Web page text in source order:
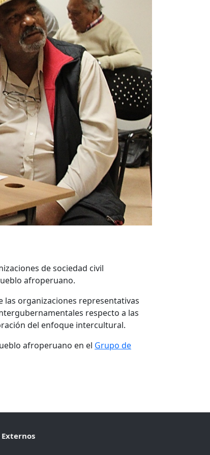
de sociedad civil
afroperuano.
las organizaciones representativas
respecto a las
del enfoque intercultural.
afroperuano en el Grupo de
Externos